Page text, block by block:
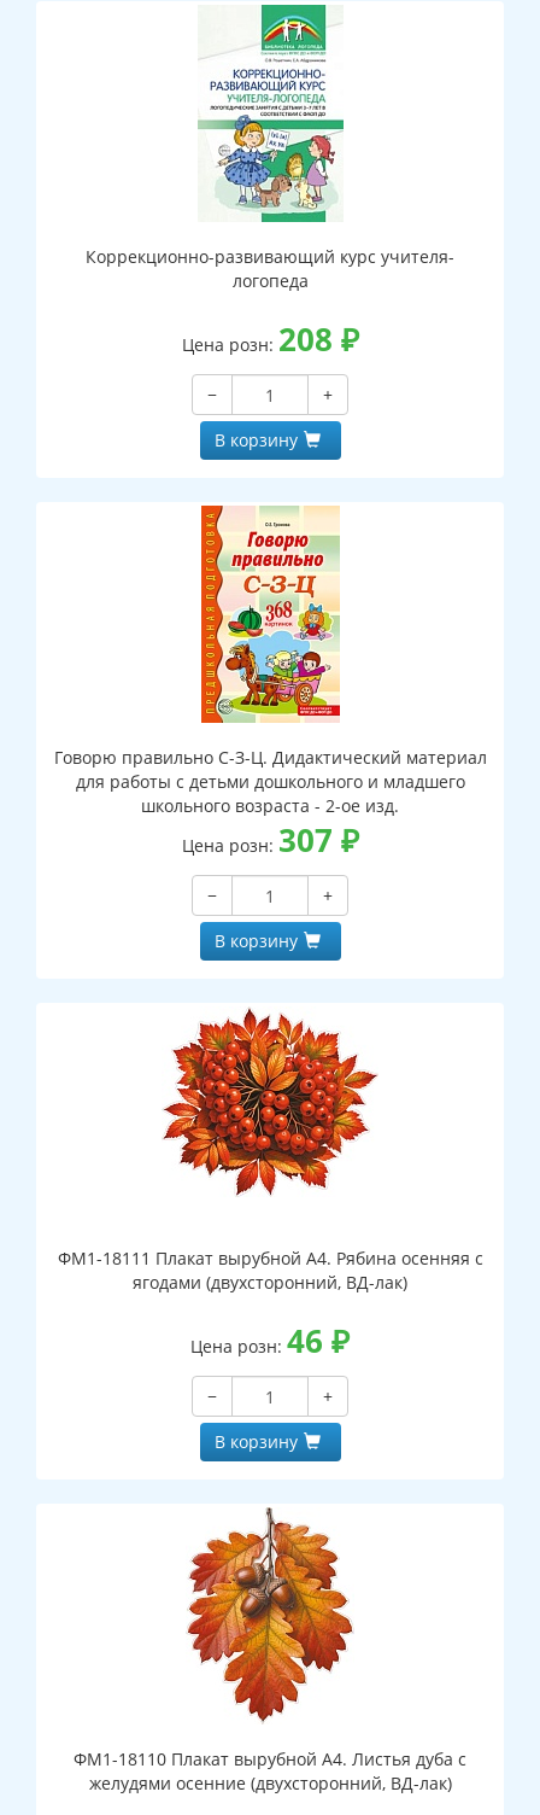
Коррекционно-развивающий курс учителя-
логопеда
Цена розн: 208 ₽
−
+
В корзину
Говорю правильно С-З-Ц. Дидактический материал
для работы с детьми дошкольного и младшего
школьного возраста - 2-ое изд.
Цена розн: 307 ₽
−
+
В корзину
ФМ1-18111 Плакат вырубной А4. Рябина осенняя с
ягодами (двухсторонний, ВД-лак)
Цена розн: 46 ₽
−
+
В корзину
ФМ1-18110 Плакат вырубной А4. Листья дуба с
желудями осенние (двухсторонний, ВД-лак)